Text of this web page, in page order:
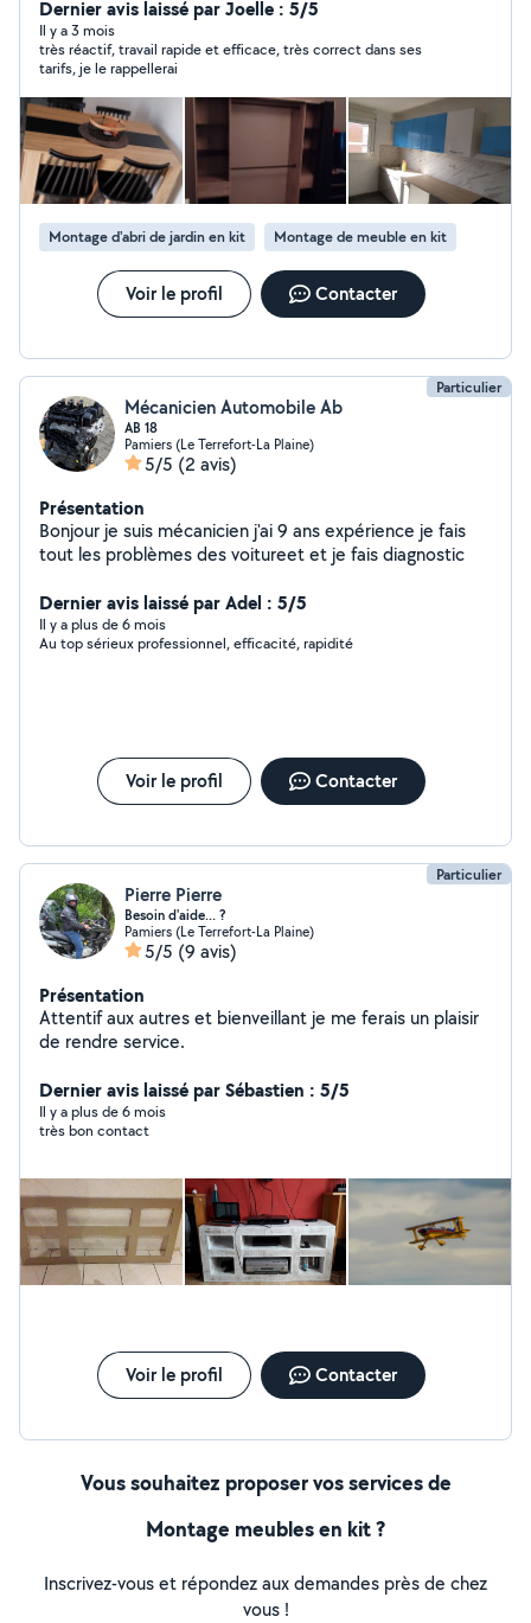
( plaque de cuisson, hotte de cuisine etc).
Dernier avis laissé par Joelle : 5/5
Il y a 3 mois
très réactif, travail rapide et efficace, très correct dans ses
tarifs, je le rappellerai
Montage d'abri de jardin en kit Montage de meuble en kit
Voir le profil Contacter
Particulier
Mécanicien Automobile Ab
AB 18
Pamiers (Le Terrefort-La Plaine)
5/5 (2 avis)
Présentation
Bonjour je suis mécanicien j'ai 9 ans expérience je fais
tout les problèmes des voitureet et je fais diagnostic
Dernier avis laissé par Adel : 5/5
Il y a plus de 6 mois
Au top sérieux professionnel, efficacité, rapidité
Voir le profil Contacter
Particulier
Pierre Pierre
Besoin d'aide... ?
Pamiers (Le Terrefort-La Plaine)
5/5 (9 avis)
Présentation
Attentif aux autres et bienveillant je me ferais un plaisir
de rendre service.
Dernier avis laissé par Sébastien : 5/5
Il y a plus de 6 mois
très bon contact
Voir le profil Contacter
Vous souhaitez proposer vos services de
Montage meubles en kit ?
Inscrivez-vous et répondez aux demandes près de chez
vous !